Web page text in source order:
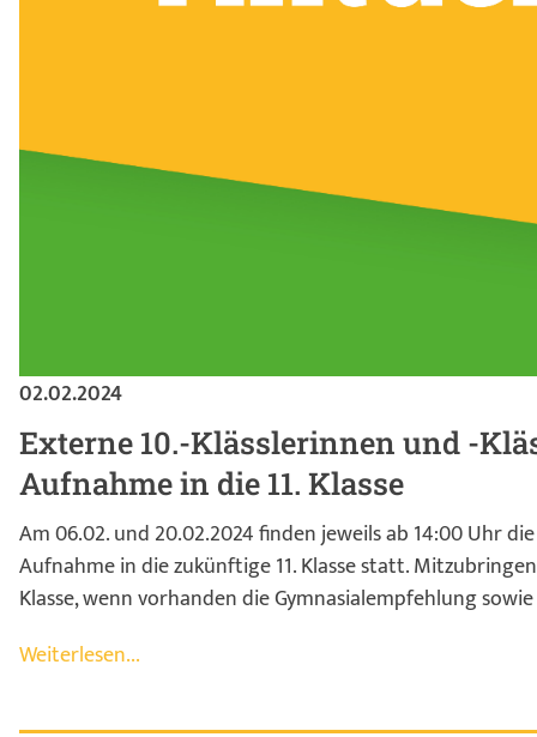
02.02.2024
Externe 10.-Klässlerinnen und -
Aufnahme in die 11. Klasse
Am 06.02. und 20.02.2024 finden jeweils ab 14:00 Uhr
Aufnahme in die zukünftige 11. Klasse statt.
Klasse, wenn vorhanden die Gymnasialempfehlung
Weiterlesen...